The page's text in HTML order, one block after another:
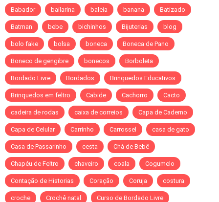
Babador bailarina baleia banana Batizado
Batman bebe bichinhos Bijuterias blog
bolo fake bolsa boneca Boneca de Pano
Boneco de gengibre bonecos Borboleta
Bordado Livre Bordados Brinquedos Educativos
Brinquedos em feltro Cabide Cachorro Cacto
cadeira de rodas caixa de correios Capa de Caderno
Capa de Celular Carrinho Carrossel casa de gato
Casa de Passarinho cesta Chá de Bebê
Chapéu de Feltro chaveiro coala Cogumelo
Contação de Historias Coração Coruja costura
croche Crochê natal Curso de Bordado Livre